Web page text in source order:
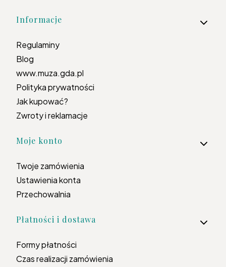
Informacje
Regulaminy
Blog
www.muza.gda.pl
Polityka prywatności
Jak kupować?
Zwroty i reklamacje
Moje konto
Twoje zamówienia
Ustawienia konta
Przechowalnia
Płatności i dostawa
Formy płatności
Czas realizacji zamówienia